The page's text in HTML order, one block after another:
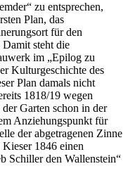
zu entsprechen,
Plan, das
für den
steht die
im „Epilog zu
Kulturgeschichte des
Plan damals nicht
1818/19 wegen
Garten schon in der
Anziehungspunkt für
der abgetragenen Zinne
1846 einen
Schiller den Wallenstein“